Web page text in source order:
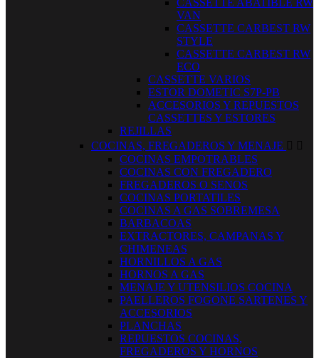
CASSETTE ABATIBLE RW
VAN
CASSETTE CARBEST RW
STYLE
CASSETTE CARBEST RW
ECO
CASSETTE VARIOS
ESTOR DOMETIC S7P-PB
ACCESORIOS Y REPUESTOS
CASSETTES Y ESTORES
REJILLAS
COCINAS, FREGADEROS Y MENAJE  
COCINAS EMPOTRABLES
COCINAS CON FREGADERO
FREGADEROS O SENOS
COCINAS PORTATILES
COCINAS A GAS SOBREMESA
BARBACOAS
EXTRACTORES, CAMPANAS Y
CHIMENEAS
HORNILLOS A GAS
HORNOS A GAS
MENAJE Y UTENSILIOS COCINA
PAELLEROS FOGONE SARTENES Y
ACCESORIOS
PLANCHAS
REPUESTOS COCINAS,
FREGADEROS Y HORNOS